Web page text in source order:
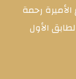
رحمة
الأول